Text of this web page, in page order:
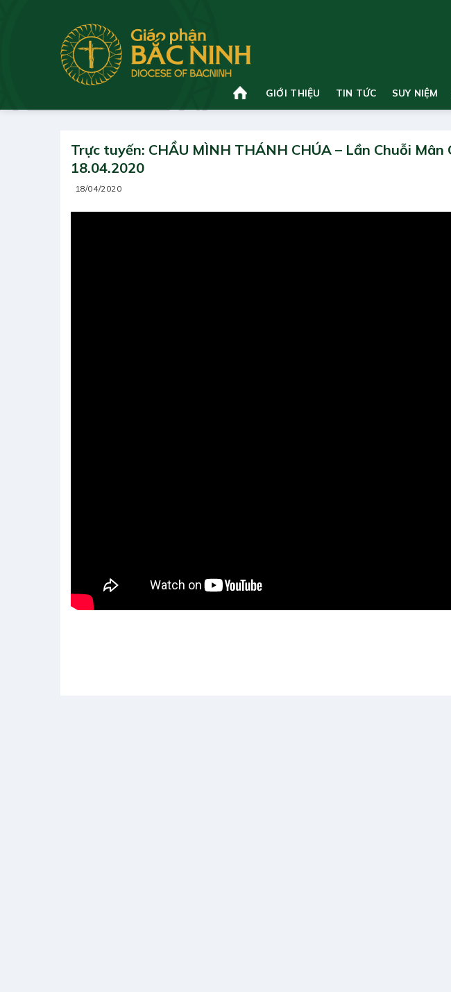
GIỚI THIỆU TIN TỨC SUY NIỆM
Trực tuyến: CHẦU MÌNH THÁNH CHÚA – Lần Chuỗi Mân
18.04.2020
18/04/2020